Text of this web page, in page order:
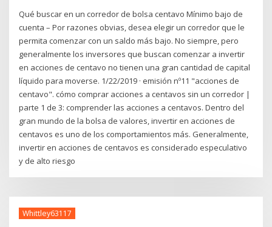
Qué buscar en un corredor de bolsa centavo Mínimo bajo de
cuenta – Por razones obvias, desea elegir un corredor que le
permita comenzar con un saldo más bajo. No siempre, pero
generalmente los inversores que buscan comenzar a invertir
en acciones de centavo no tienen una gran cantidad de capital
líquido para moverse. 1/22/2019 · emisión nº11 "acciones de
centavo". cómo comprar acciones a centavos sin un corredor |
parte 1 de 3: comprender las acciones a centavos. Dentro del
gran mundo de la bolsa de valores, invertir en acciones de
centavos es uno de los comportamientos más. Generalmente,
invertir en acciones de centavos es considerado especulativo
y de alto riesgo
Whittley63117